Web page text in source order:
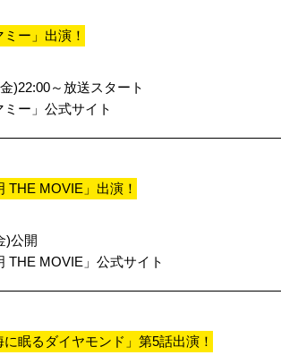
ー」出演！
)22:00～放送スタート
ー」公式サイト
THE MOVIE」出演！
)公開
THE MOVIE」公式サイト
眠るダイヤモンド」第5話出演！